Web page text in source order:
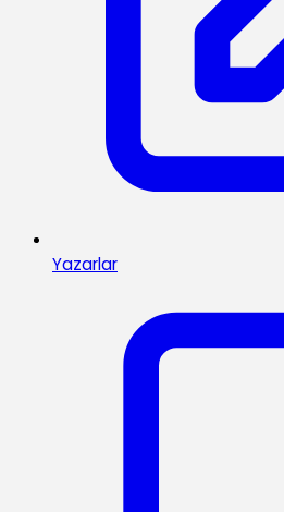
Yazarlar